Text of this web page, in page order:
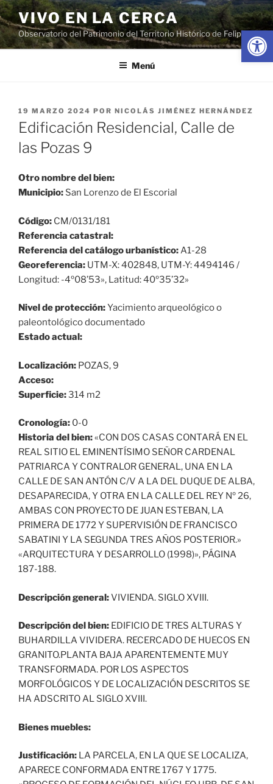
Abrir
Saltar
al
contenido
VIVO EN LA CERCA
Observatorio del Patrimonio del Territorio Histórico de Felipe II
Menú
PUBLICADO
EL
19 MARZO 2024 POR NICOLÁS JIMÉNEZ HERNÁNDEZ
Edificación Residencial, Calle de
las Pozas 9
Otro nombre del bien:
Municipio: San Lorenzo de El Escorial
Código: CM/0131/181
Referencia catastral:
Referencia del catálogo urbanístico:A1-28
Georeferencia: UTM-X: 402848, UTM-Y: 4494146 /
Longitud: -4º08’53», Latitud: 40º35’32»
Nivel de protección:Yacimiento arqueológico o
paleontológico documentado
Estado actual:
Localización: POZAS, 9
Acceso:
Superficie:314 m2
Cronología: 0-0
Historia del bien:«CON DOS CASAS CONTARÁ EN EL
REAL SITIO EL EMINENTÍSIMO SEÑOR CARDENAL
PATRIARCA Y CONTRALOR GENERAL, UNA EN LA
CALLE DE SAN ANTÓN C/V A LA DEL DUQUE DE ALBA,
DESAPARECIDA, Y OTRA EN LA CALLE DEL REY Nº 26,
AMBAS CON PROYECTO DE JUAN ESTEBAN, LA
PRIMERA DE 1772 Y SUPERVISIÓN DE FRANCISCO
SABATINI Y LA SEGUNDA TRES AÑOS POSTERIOR.»
«ARQUITECTURA Y DESARROLLO (1998)», PÁGINA
187-188.
Descripción general:VIVIENDA. SIGLO XVIII.
Descripción del bien: EDIFICIO DE TRES ALTURAS Y
BUHARDILLA VIVIDERA. RECERCADO DE HUECOS EN
GRANITO.PLANTA BAJA APARENTEMENTE MUY
TRANSFORMADA. POR LOS ASPECTOS
MORFOLÓGICOS Y DE LOCALIZACIÓN DESCRITOS SE
HA ADSCRITO AL SIGLO XVIII.
Bienes muebles:
Justificación: LA PARCELA, EN LA QUE SE LOCALIZA,
APARECE CONFORMADA ENTRE 1767 Y 1775.